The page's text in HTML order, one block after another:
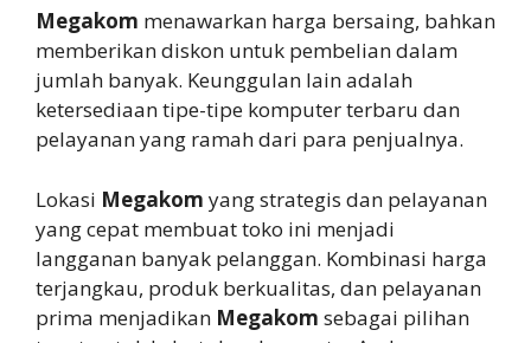
Megakom menawarkan harga bersaing, bahkan
memberikan diskon untuk pembelian dalam
jumlah banyak. Keunggulan lain adalah
ketersediaan tipe-tipe komputer terbaru dan
pelayanan yang ramah dari para penjualnya.
Lokasi Megakom yang strategis dan pelayanan
yang cepat membuat toko ini menjadi
langganan banyak pelanggan. Kombinasi harga
terjangkau, produk berkualitas, dan pelayanan
prima menjadikan Megakom sebagai pilihan